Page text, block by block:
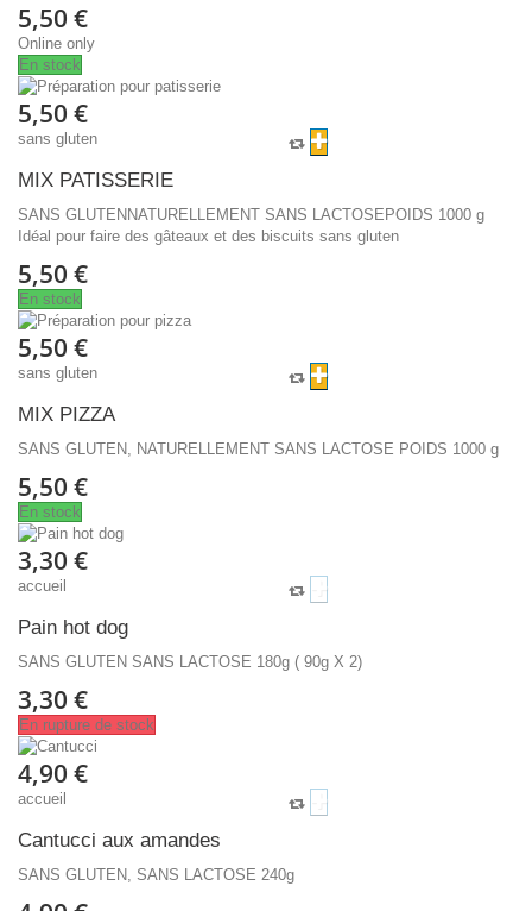
5,50 €
Online only
En stock
5,50 €
sans gluten
MIX PATISSERIE
SANS GLUTENNATURELLEMENT SANS LACTOSEPOIDS 1000 g
Idéal pour faire des gâteaux et des biscuits sans gluten
5,50 €
En stock
5,50 €
sans gluten
MIX PIZZA
SANS GLUTEN, NATURELLEMENT SANS LACTOSE POIDS 1000 g
5,50 €
En stock
3,30 €
accueil
Pain hot dog
SANS GLUTEN SANS LACTOSE 180g ( 90g X 2)
3,30 €
En rupture de stock
4,90 €
accueil
Cantucci aux amandes
SANS GLUTEN, SANS LACTOSE 240g